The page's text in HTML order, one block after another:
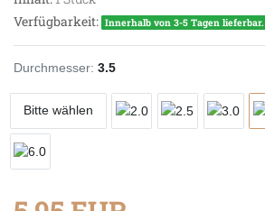
Verfügbarkeit: Innerhalb von 3-5 Tagen lieferbar.
Durchmesser: 3.5
Bitte wählen